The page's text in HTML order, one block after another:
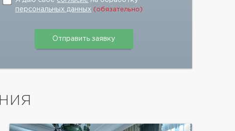
персональных данных (обязательно)